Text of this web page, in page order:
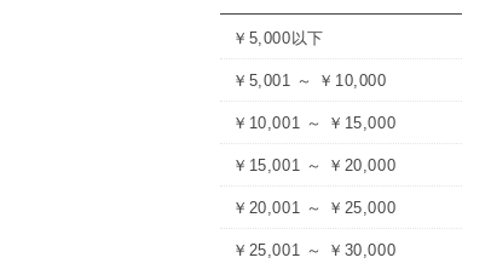
￥5,000以下
￥5,001 ～ ￥10,000
￥10,001 ～ ￥15,000
￥15,001 ～ ￥20,000
￥20,001 ～ ￥25,000
￥25,001 ～ ￥30,000